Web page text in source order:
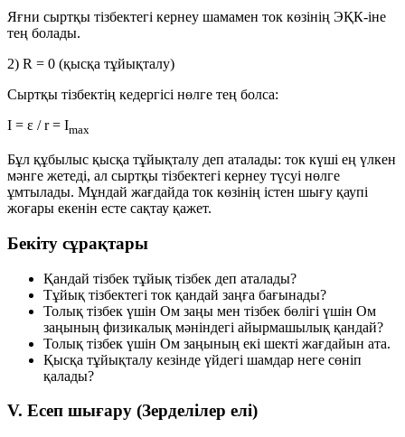
Яғни сыртқы тізбектегі кернеу шамамен ток көзінің ЭҚК-іне
тең болады.
2) R = 0 (қысқа тұйықталу)
Сыртқы тізбектің кедергісі нөлге тең болса:
I = ε / r = Imax
Бұл құбылыс қысқа тұйықталу деп аталады: ток күші ең үлкен
мәнге жетеді, ал сыртқы тізбектегі кернеу түсуі нөлге
ұмтылады. Мұндай жағдайда ток көзінің істен шығу қаупі
жоғары екенін есте сақтау қажет.
Бекіту сұрақтары
Қандай тізбек тұйық тізбек деп аталады?
Тұйық тізбектегі ток қандай заңға бағынады?
Толық тізбек үшін Ом заңы мен тізбек бөлігі үшін Ом
заңының физикалық мәніндегі айырмашылық қандай?
Толық тізбек үшін Ом заңының екі шекті жағдайын ата.
Қысқа тұйықталу кезінде үйдегі шамдар неге сөніп
қалады?
V. Есеп шығару (Зерделілер елі)